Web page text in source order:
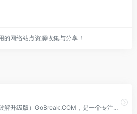
的网络站点资源收集与分享！
GoBreakdown（狗破解升级版）GoBreak.COM，是一个专注于软件、游戏、源码及设计素材共享的平台，同时也致力于技术教程的学习与经验交流。